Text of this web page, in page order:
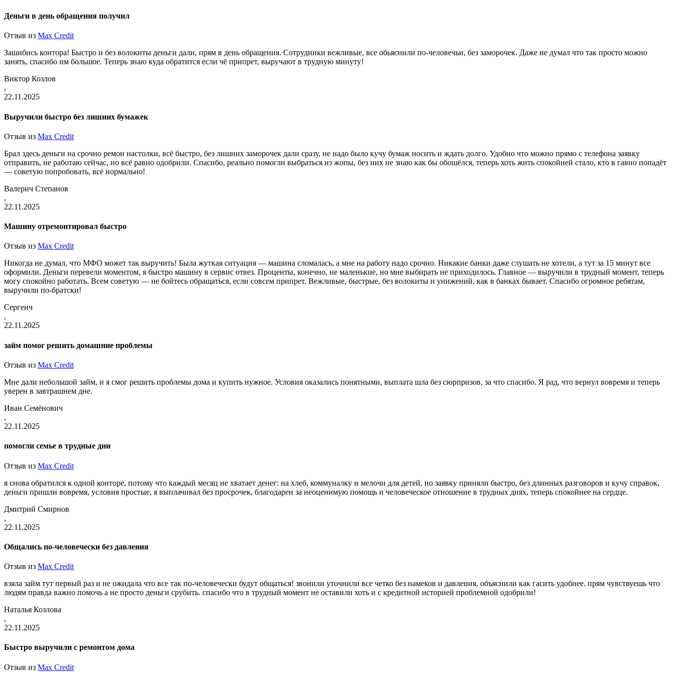
Деньги в день обращения получил
Отзыв из Max Credit
Зашибись контора! Быстро и без волокиты деньги дали, прям в день обращения. Сотрудники вежливые, все обьяснили по-человечьи, без заморочек. Даже не думал что так просто можно
занять, спасибо им большое. Теперь знаю куда обратится если чё припрет, выручают в трудную минуту!
Виктор Козлов
,
22.11.2025
Выручили быстро без лишних бумажек
Отзыв из Max Credit
Брал здесь деньги на срочно ремон настолки, всё быстро, без лишних заморочек дали сразу, не надо было кучу бумаж носить и ждать долго. Удобно что можно прямо с телефона заявку
отправить, не работаю сейчас, но всё равно одобрили. Спасибо, реально помогли выбраться из жопы, без них не знаю как бы обошёлся, теперь хоть жить спокойней стало, кто в гавно попадёт
— советую попробовать, всё нормально!
Валерич Степанов
,
22.11.2025
Машину отремонтировал быстро
Отзыв из Max Credit
Никогда не думал, что МФО может так выручить! Была жуткая ситуация — машина сломалась, а мне на работу надо срочно. Никакие банки даже слушать не хотели, а тут за 15 минут все
оформили. Деньги перевели моментом, я быстро машину в сервис отвез. Проценты, конечно, не маленькие, но мне выбирать не приходилось. Главное — выручили в трудный момент, теперь
могу спокойно работать. Всем советую — не бойтесь обращаться, если совсем припрет. Вежливые, быстрые, без волокиты и унижений, как в банках бывает. Спасибо огромное ребятам,
выручили по-братски!
Сергеич
,
22.11.2025
займ помог решить домашние проблемы
Отзыв из Max Credit
Мне дали небольшой займ, и я смог решить проблемы дома и купить нужное. Условия оказались понятными, выплата шла без сюрпризов, за что спасибо. Я рад, что вернул вовремя и теперь
уверен в завтрашнем дне.
Иван Семёнович
,
22.11.2025
помогли семье в трудные дни
Отзыв из Max Credit
я снова обратился к одной конторе, потому что каждый месяц не хватает денег: на хлеб, коммуналку и мелочи для детей, но заявку приняли быстро, без длинных разговоров и кучу справок,
деньги пришли вовремя, условия простые, я выплачивал без просрочек, благодарен за неоценимую помощь и человеческое отношение в трудных днях, теперь спокойнее на сердце.
Дмитрий Смирнов
,
22.11.2025
Общались по-человечески без давления
Отзыв из Max Credit
взяла займ тут первый раз и не ожидала что все так по-человечески будут общаться! звонили уточнили все четко без намеков и давления, объяснили как гасить удобнее. прям чувствуешь что
людям правда важно помочь а не просто деньги срубить. спасибо что в трудный момент не оставили хоть и с кредитной историей проблемной одобрили!
Наталья Козлова
,
22.11.2025
Быстро выручили с ремонтом дома
Отзыв из Max Credit